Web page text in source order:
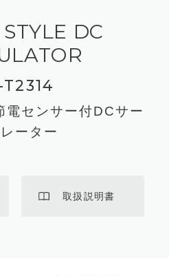
DC
T2314
センサー付DCサー
ーター
取扱説明書